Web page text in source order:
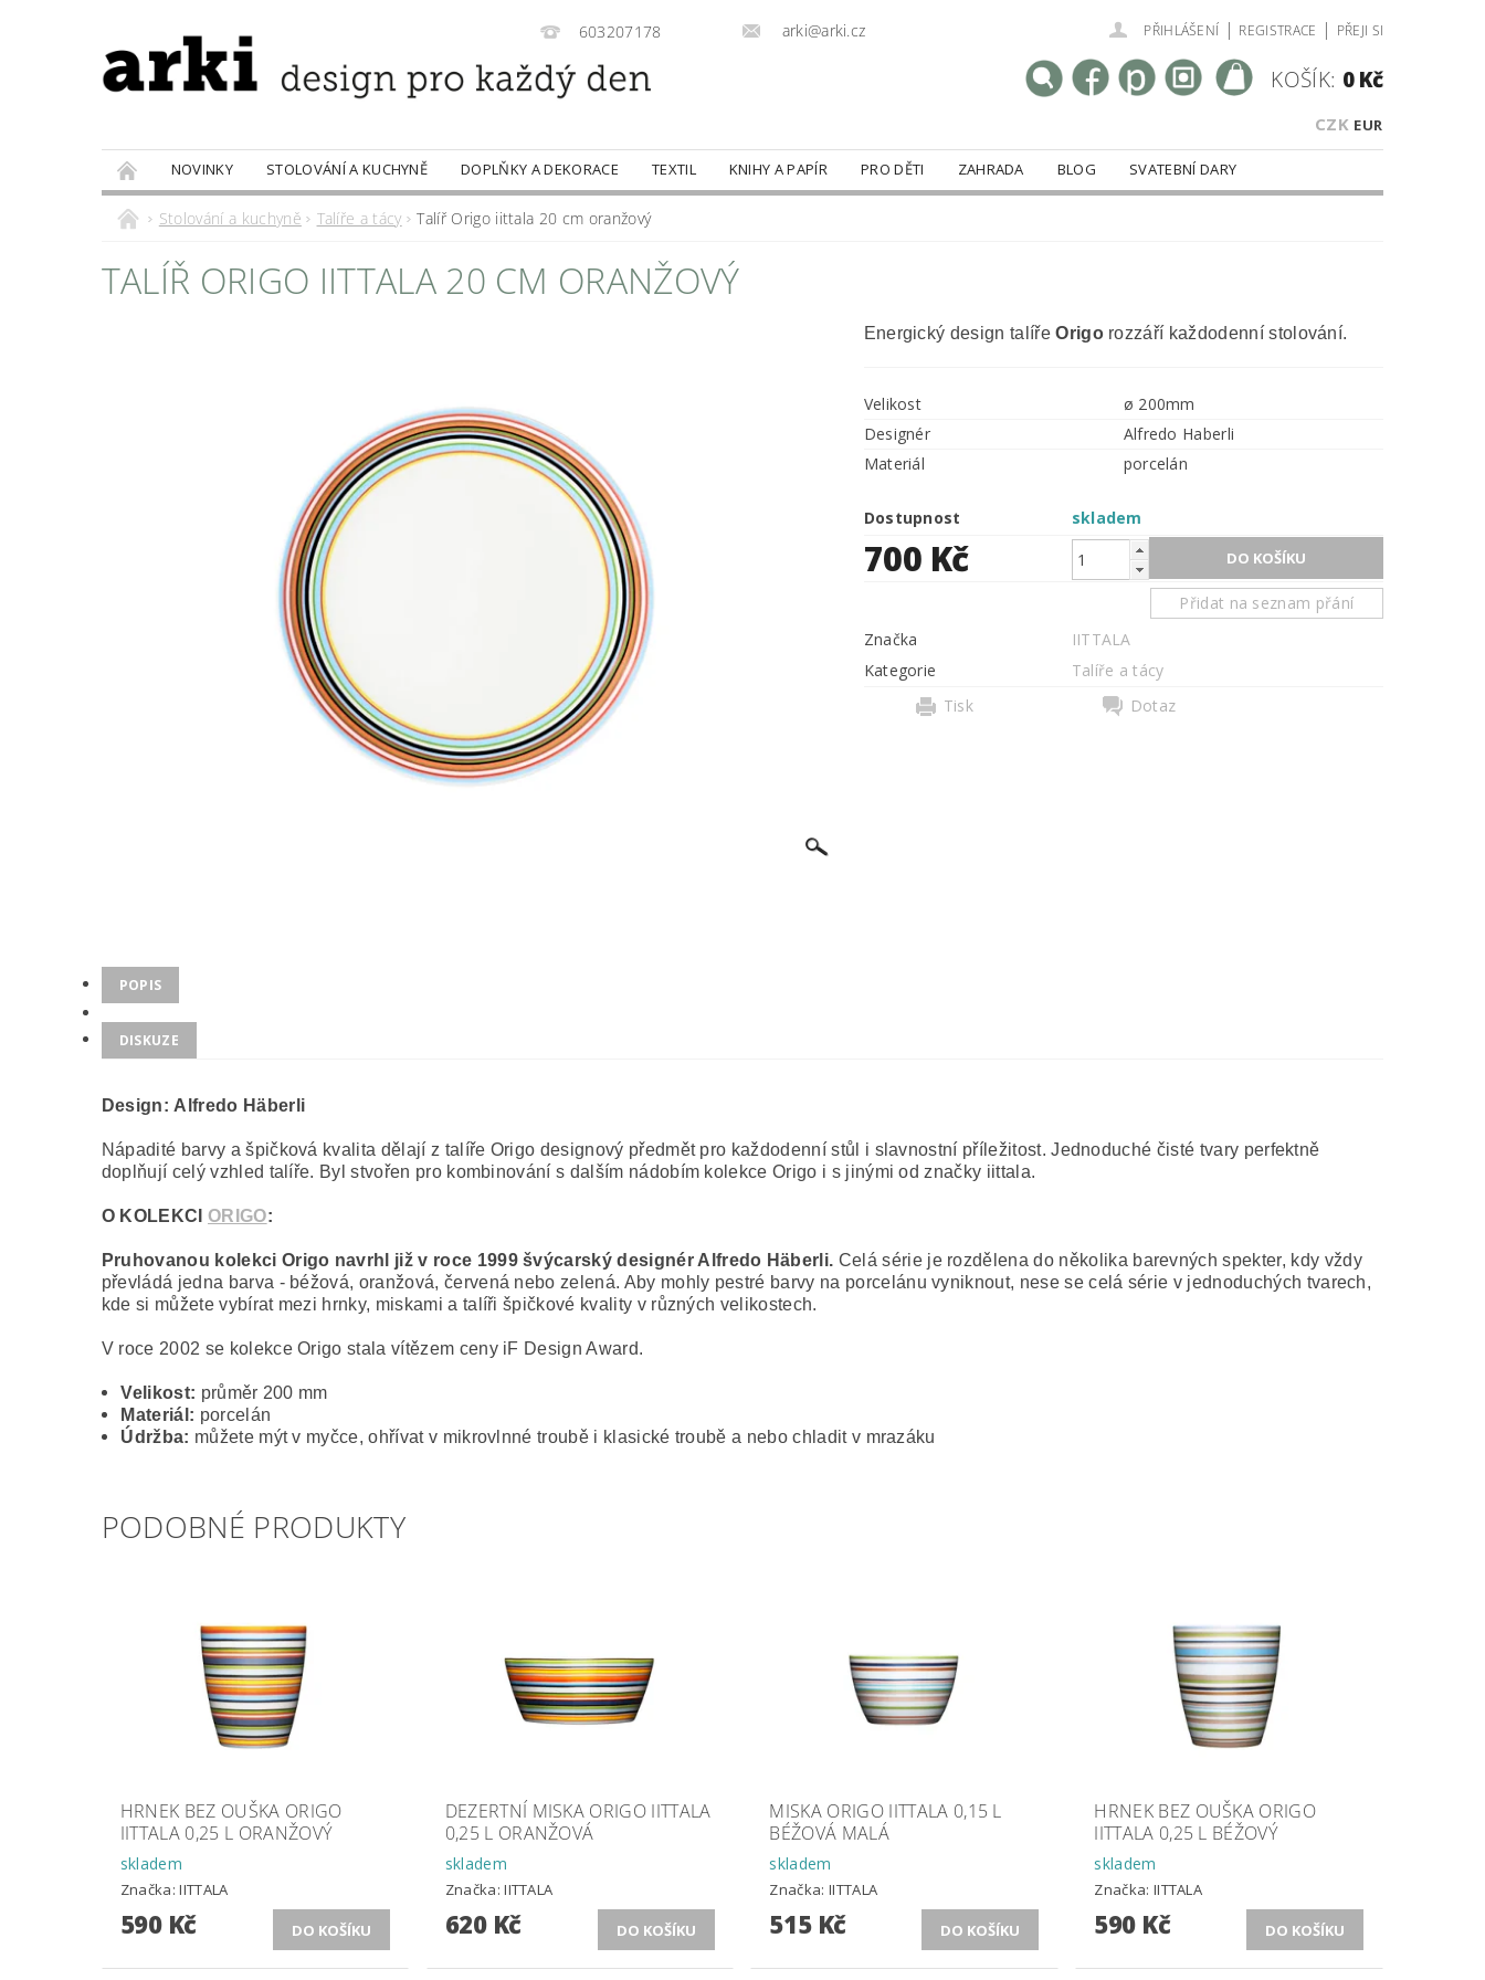
603207178 arki@arki.cz PŘIHLÁŠENÍ | REGISTRACE | PŘEJI SI
CZK EUR
KOŠÍK: 0 Kč
NOVINKY STOLOVÁNÍ A KUCHYNĚ DOPLŇKY A DEKORACE TEXTIL KNIHY A PAPÍR PRO DĚTI ZAHRADA BLOG
SVATEBNÍ DARY
PRODÁVANÉ ZNAČKY
DOBROTY
Stolování a kuchyně Talíře a tácy Talíř Origo iittala 20 cm oranžový
TALÍŘ ORIGO IITTALA 20 CM ORANŽOVÝ
Energický design talířeOrigo rozzáří každodenní stolování.
Velikost
ø 200mm
Designér
Alfredo Haberli
Materiál
porcelán
Dostupnost skladem
700 Kč
Přidat na seznam přání
Značka
IITTALA
Kategorie
Talíře a tácy
Tisk
Dotaz
POPIS
DISKUZE
Design: Alfredo Häberli
Nápadité barvy a špičková kvalita dělají z talíře Origo designový předmět pro každodenní stůl i slavnostní příležitost. Jednoduché čisté tvary perfektně
doplňují celý vzhled talíře. Byl stvořen pro kombinování s dalším nádobím kolekce Origo i s jinými od značky iittala.
O KOLEKCI ORIGO:
Pruhovanou kolekci Origo navrhl již v roce 1999 švýcarský designér Alfredo Häberli. Celá série je rozdělena do několika barevných spekter, kdy vždy
převládá jedna barva - béžová, oranžová, červená nebo zelená. Aby mohly pestré barvy na porcelánu vyniknout, nese se celá série v jednoduchých tvarech,
kde si můžete vybírat mezi hrnky, miskami a talíři špičkové kvality v různých velikostech.
V roce 2002 se kolekce Origo stala vítězem ceny iF Design Award.
Velikost: průměr 200 mm
Materiál: porcelán
Údržba: můžete mýt v myčce, ohřívat v mikrovlnné troubě i klasické troubě a nebo chladit v mrazáku
PODOBNÉ PRODUKTY
HRNEK BEZ OUŠKA ORIGO
IITTALA 0,25 L ORANŽOVÝ
skladem
Značka:IITTALA
590 Kč
DEZERTNÍ MISKA ORIGO IITTALA
0,25 L ORANŽOVÁ
skladem
Značka:IITTALA
620 Kč
MISKA ORIGO IITTALA 0,15 L
BÉŽOVÁ MALÁ
skladem
Značka:IITTALA
515 Kč
HRNEK BEZ OUŠKA ORIGO
IITTALA 0,25 L BÉŽOVÝ
skladem
Značka: IITTALA
590 Kč